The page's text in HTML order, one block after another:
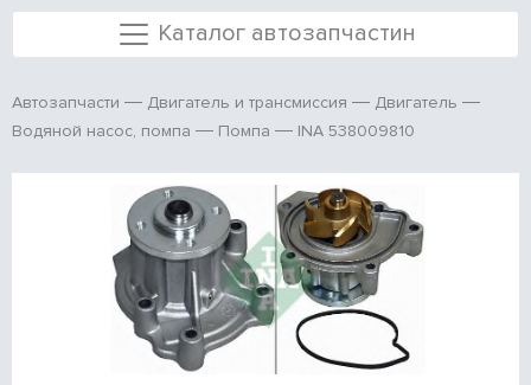
Каталог автозапчастин
Автозапчасти Двигатель и трансмиссия
Двигатель
Водяной насос, помпа
Помпа INA 538009810